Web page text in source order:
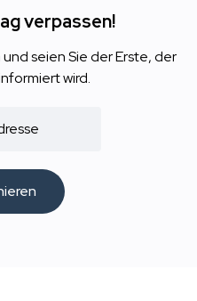
verpassen!
seien Sie der Erste, der
wird.